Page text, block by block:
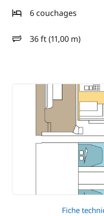
6 couchages
36 ft (11,00 m)
longueur
Fiche